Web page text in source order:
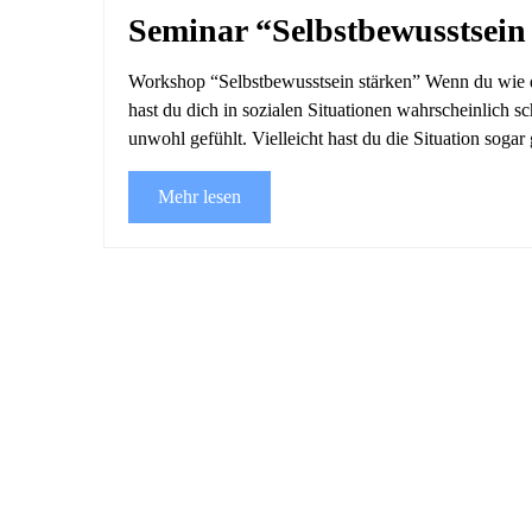
Seminar
Workshop “Selbstbewusstsein stärken” Wenn du
hast du dich in sozialen Situationen wahrscheinlich
unwohl gefühlt. Vielleicht hast du die Situation sogar
Mehr lesen